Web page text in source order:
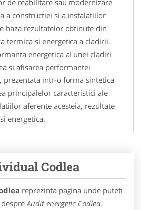
de reabilitare sau modernizare
a constructiei si a instalatiilor
baza rezultatelor obtinute din
termica si energetica a cladirii.
energetica al unei cladiri
si afisarea performantei
prezentata intr-o forma sintetica
principalelor caracteristici ale
aferente acesteia, rezultate
energetica.
Codlea
reprezinta pagina unde puteti
Audit energetic Codlea.